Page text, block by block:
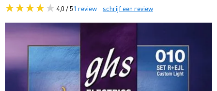
4,0 / 51 review schrijf een review